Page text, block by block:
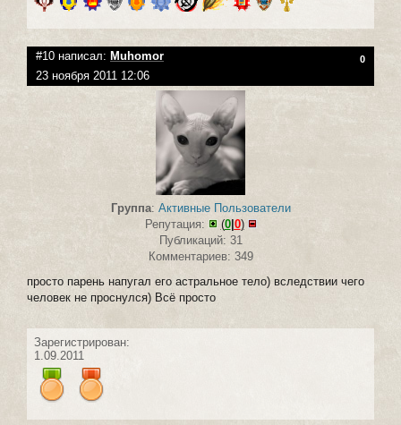
#10 написал: Muhomor 0
23 ноября 2011 12:06
Группа: Активные Пользователи
Репутация:
(0| 0)
Публикаций: 31
Комментариев: 349
просто парень напугал его астральное тело) вследствии чего
человек не проснулся) Всё просто
Зарегистрирован:
1.09.2011